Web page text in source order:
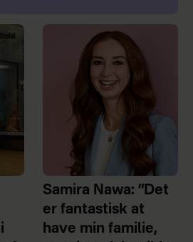
Samira Nawa: ”Det
er fantastisk at
have min familie,